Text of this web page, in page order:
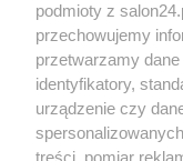
Społeczeństwo
Kultura
podmioty z
przechowujemy
przetwarzamy
identyfikatory,
urządzenie czy
treści, pomiar